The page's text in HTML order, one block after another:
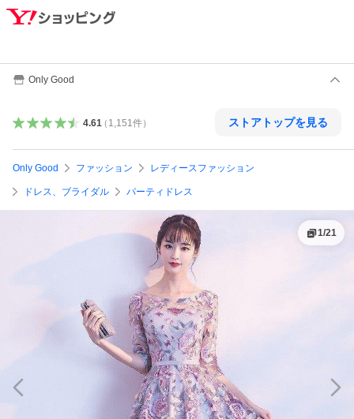
Only Good
4.61（ 1,151件） ストアトップを見る
Only Good ファッション レディースファッション
ドレス、ブライダル パーティドレス
1/21